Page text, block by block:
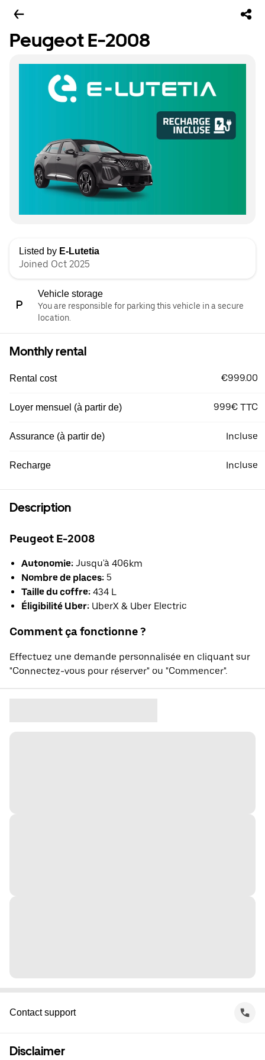
Peugeot E-2008
Listed by E-Lutetia
Joined Oct 2025
Vehicle storage
You are responsible for parking this vehicle in a secure
location.
Monthly rental
Rental cost €999.00
Loyer mensuel (à partir de) 999€ TTC
Assurance (à partir de) Incluse
Recharge Incluse
Description
Peugeot E-2008
Autonomie: Jusqu'à 406km
Nombre de places: 5
Taille du coffre: 434 L
Éligibilité Uber: UberX & Uber Electric
Comment ça fonctionne ?
Effectuez une demande personnalisée en cliquant sur
"Connectez-vous pour réserver" ou "Commencer".
Contact support
Disclaimer